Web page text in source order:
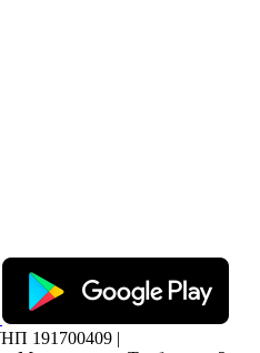
191700409 |